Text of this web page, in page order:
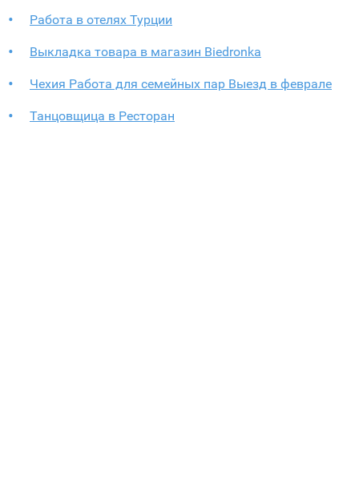
Работа в отелях Турции
Выкладка товара в магазин Biedronka
Чехия Работа для семейных пар Выезд в феврале
Танцовщица в Ресторан